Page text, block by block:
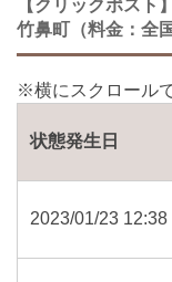
【クリックポスト
竹鼻町（料金：全
状態発生日
2023/01/23 12:38